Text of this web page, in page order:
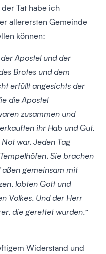
Tat habe ich
allerersten Gemeinde
können:
Apostel und der
Brotes und dem
erfüllt angesichts der
die Apostel
zusammen und
ihr Hab und Gut,
war. Jeden Tag
Sie brachen
gemeinsam mit
lobten Gott und
Volkes. Und der Herr
die gerettet wurden.”
Widerstand und